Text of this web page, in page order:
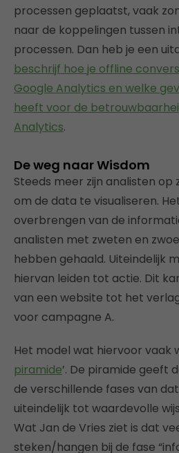
processen geplaatst, vaak
naar de koppelingen tussen
processen. Dan heb je een
beschrijf hoe je offline
Google Analytics en welke
heeft voor de
Analytics.
De weg naar Wisdom
Steeds meer zijn analisten op
om de data te visualiseren.
overbrengen van de
analisten met zweten en
hebben gehaald. Uiteindelijk
hiervan leiden tot actie. Dit
van een website tot het
voor campagne A.
Het model wat hiervoor vaak
piramide’. De piramide geeft
de verschillende fases van
uiteindelijk tot waardevolle
Wat Jan de Vries ziet is dat
steken/hangen bij de fase